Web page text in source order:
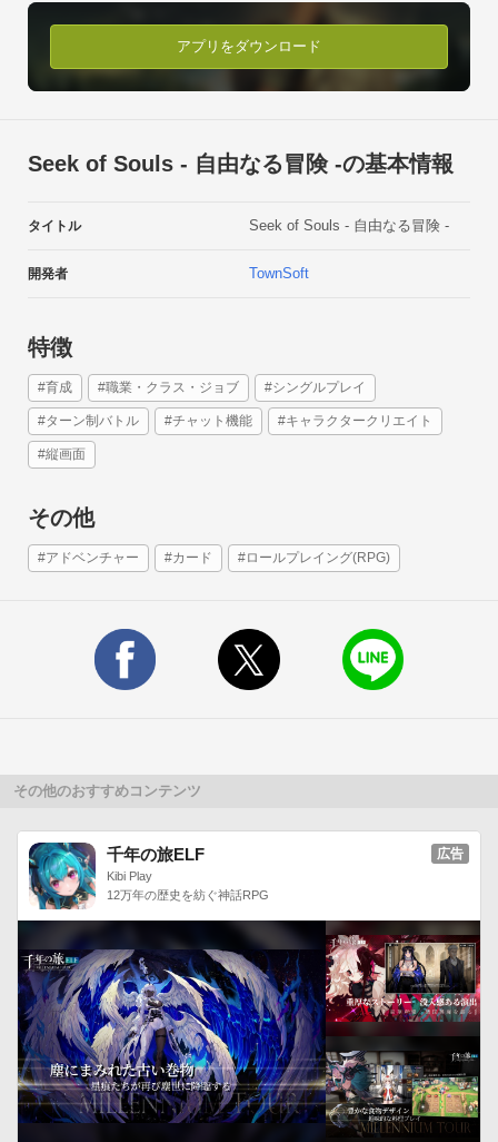
冒険者の店
また、街で困っている依頼(クエスト)を受けることができる
ぞ！
自分の冒険に適した仲間を引き連れてクエストをクリアーして
悪事ばかりを働くと・・・
悪事を働くと大きな報酬を得やすいが、その分リスクも高い。
アプリをダウンロード
Seek of Souls - 自由なる冒険 -の基本情報
タイトル Seek of Souls - 自由なる冒険 -
開発者 TownSoft
特徴
#育成 #職業・クラス・ジョブ #シングルプレイ
#ターン制バトル #チャット機能 #キャラクタークリエイト
#縦画面
その他
#アドベンチャー #カード #ロールプレイング(RPG)
その他のおすすめコンテンツ
千年の旅ELF
Kibi Play
12万年の歴史を紡ぐ神話RPG
広告